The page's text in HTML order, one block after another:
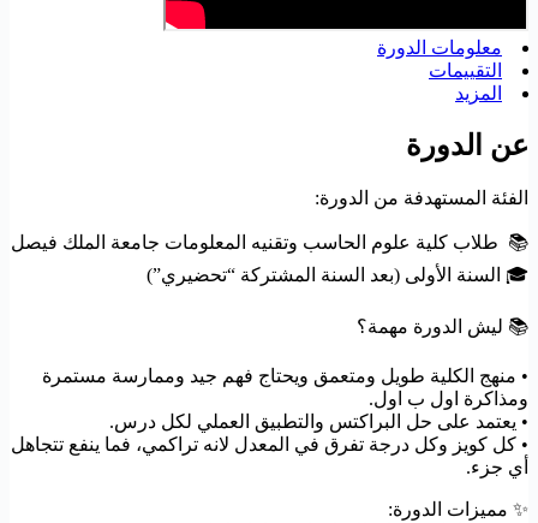
معلومات الدورة
التقييمات
المزيد
عن الدورة
الفئة المستهدفة من الدورة:
📚 طلاب كلية علوم الحاسب وتقنيه المعلومات جامعة الملك فيصل
🎓 السنة الأولى (بعد السنة المشتركة “تحضيري”)
📚 ليش الدورة مهمة؟
• منهج الكلية طويل ومتعمق ويحتاج فهم جيد وممارسة مستمرة
ومذاكرة اول ب اول.
• يعتمد على حل البراكتس والتطبيق العملي لكل درس.
• كل كويز وكل درجة تفرق في المعدل لانه تراكمي، فما ينفع تتجاهل
أي جزء.
✨ مميزات الدورة: